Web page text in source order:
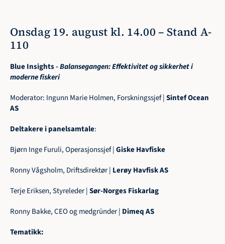
Onsdag 19. august kl. 14.00 – Stand A-
110
Blue Insights - Balansegangen: Effektivitet og sikkerhet i
moderne fiskeri
Moderator: Ingunn Marie Holmen, Forskningssjef | Sintef Ocean
AS
Deltakere i panelsamtale:
Bjørn Inge Furuli, Operasjonssjef | Giske Havfiske
Ronny Vågsholm, Driftsdirektør | Lerøy Havfisk AS
Terje Eriksen, Styreleder | Sør-Norges Fiskarlag
Ronny Bakke, CEO og medgründer | Dimeq AS
Tematikk: